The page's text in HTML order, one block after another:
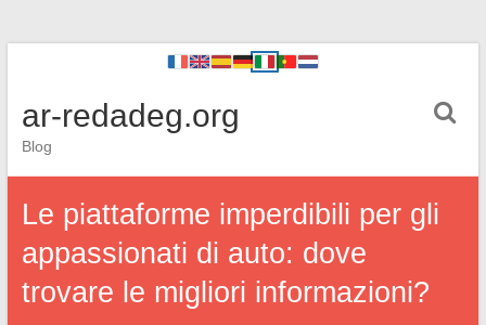
ar-redadeg.org
Blog
Le piattaforme imperdibili per gli
appassionati di auto: dove
trovare le migliori informazioni?